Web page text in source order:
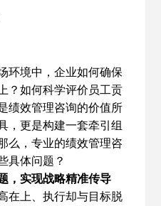
环境中，企业如何确保
？如何科学评价员工贡
绩效管理咨询的价值所
，更是构建一套牵引组
么，专业的绩效管理咨
具体问题？
，实现战略精准传导
上、执行却与目标脱